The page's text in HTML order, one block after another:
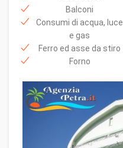
Balconi
Consumi di acqua, luce
e gas
Ferro ed asse da stiro
Forno